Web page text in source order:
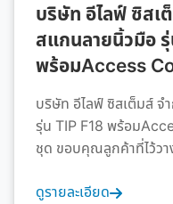
บริษัท อีไลฟ์ ซิสเ
สแกนลายนิ้วมือ
พร้อมAccess
บริษัท อีไลฟ์ ซิสเต็มส์
รุ่น TIP F18 พร้อม
ชุด ขอบคุณลูกค้าที่ไว้วา
ดูรายละเอียด